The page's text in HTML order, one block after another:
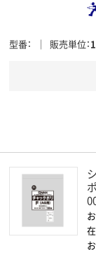
型番 販売単位